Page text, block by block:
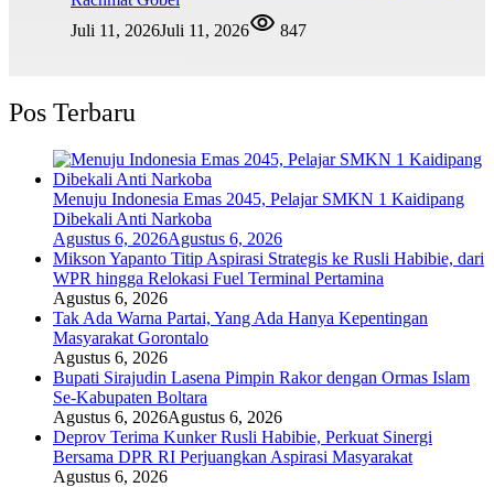
Juli 11, 2026Juli 11, 2026 847
Pos Terbaru
Menuju Indonesia Emas 2045, Pelajar SMKN 1 Kaidipang
Dibekali Anti Narkoba
Agustus 6, 2026Agustus 6, 2026
Mikson Yapanto Titip Aspirasi Strategis ke Rusli Habibie, dari
WPR hingga Relokasi Fuel Terminal Pertamina
Agustus 6, 2026
Tak Ada Warna Partai, Yang Ada Hanya Kepentingan
Masyarakat Gorontalo
Agustus 6, 2026
Bupati Sirajudin Lasena Pimpin Rakor dengan Ormas Islam
Se-Kabupaten Boltara
Agustus 6, 2026Agustus 6, 2026
Deprov Terima Kunker Rusli Habibie, Perkuat Sinergi
Bersama DPR RI Perjuangkan Aspirasi Masyarakat
Agustus 6, 2026